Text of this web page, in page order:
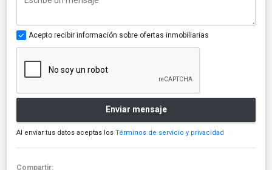
Acepto recibir información sobre ofertas inmobiliarias
Enviar mensaje
Al enviar tus datos aceptas los Términos de servicio y privacidad
Compartir: